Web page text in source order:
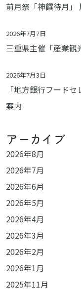
前月祭「神饌待月」
三重県主催「産業観
2026年7月7日
「地方銀行フード
案内
2026年7月3日
アーカイブ
2026年8月
2026年7月
2026年6月
2026年5月
2026年4月
2026年3月
2026年2月
2026年1月
2025年11月